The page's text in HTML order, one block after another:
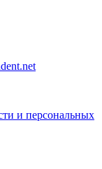
и персональных